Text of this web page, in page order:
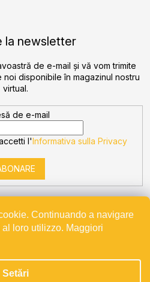
Continuando a navigare
loro utilizzo. Maggiori
Setări
la newsletter
de e-mail şi vă vom trimite
disponibile în magazinul nostru
virtual.
de e-mail
l'Informativa sulla Privacy
. Toate drepturile rezervate.